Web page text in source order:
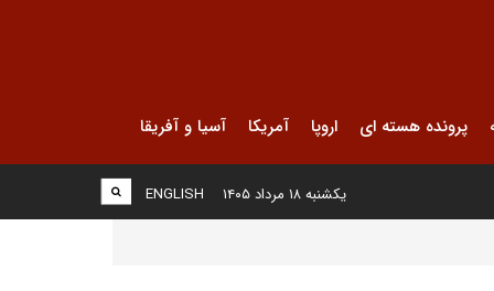
پرونده هسته ای اروپا آمریکا آسیا و آفریقا
ENGLISH یکشنبه ۱۸ مرداد ۱۴۰۵